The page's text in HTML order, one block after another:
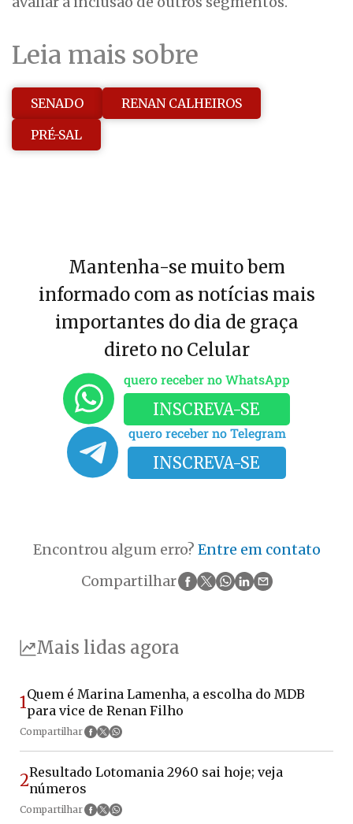
Leia mais sobre
SENADO
RENAN CALHEIROS
PRÉ-SAL
Mantenha-se muito bem
informado com as notícias mais
importantes do dia de graça
direto no Celular
quero receber no WhatsApp
INSCREVA-SE
quero receber no Telegram
INSCREVA-SE
Encontrou algum erro? Entre em contato
Compartilhar
Mais lidas agora
1Quem é Marina Lamenha, a escolha do MDB
para vice de Renan Filho
Compartilhar
2Resultado Lotomania 2960 sai hoje; veja
números
Compartilhar